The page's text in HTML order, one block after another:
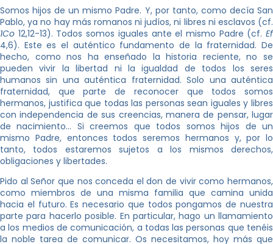
Somos hijos de un mismo Padre. Y, por tanto, como decía San
Pablo, ya no hay más romanos ni judíos, ni libres ni esclavos (cf.
1Co 12,12-13). Todos somos iguales ante el mismo Padre (cf. Ef
4,6). Este es el auténtico fundamento de la fraternidad. De
hecho, como nos ha enseñado la historia reciente, no se
pueden vivir la libertad ni la igualdad de todos los seres
humanos sin una auténtica fraternidad. Solo una auténtica
fraternidad, que parte de reconocer que todos somos
hermanos, justifica que todas las personas sean iguales y libres
con independencia de sus creencias, manera de pensar, lugar
de nacimiento… Si creemos que todos somos hijos de un
mismo Padre, entonces todos seremos hermanos y, por lo
tanto, todos estaremos sujetos a los mismos derechos,
obligaciones y libertades.
Pido al Señor que nos conceda el don de vivir como hermanos,
como miembros de una misma familia que camina unida
hacia el futuro. Es necesario que todos pongamos de nuestra
parte para hacerlo posible. En particular, hago un llamamiento
a los medios de comunicación, a todas las personas que tenéis
la noble tarea de comunicar. Os necesitamos, hoy más que